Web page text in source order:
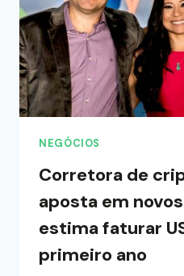
NEGÓCIOS
Corretora de
aposta em
estima faturar
primeiro ano